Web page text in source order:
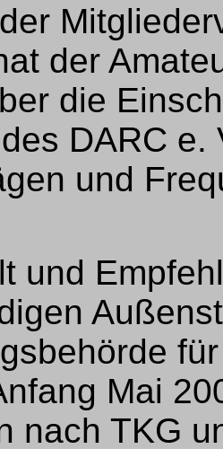
der
die
DARC
und
und
Mai
nach TKG